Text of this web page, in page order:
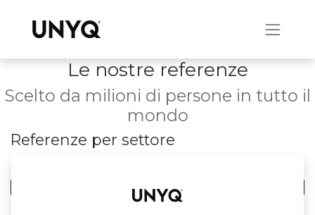
Le nostre referenze
Scelto da milioni di persone in tutto il
mondo
Referenze per settore